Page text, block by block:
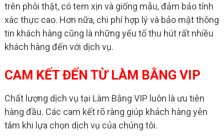
trên phôi thật, có tem xịn và giống mẫu, đảm bảo tính
xác thực cao. Hơn nữa, chi phí hợp lý và bảo mật thông
tin khách hàng cũng là những yếu tố thu hút rất nhiều
khách hàng đến với dịch vụ.
CAM KẾT ĐẾN TỪ LÀM BẰNG VIP
Chất lượng dịch vụ tại Làm Bằng VIP luôn là ưu tiên
hàng đầu. Các cam kết rõ ràng giúp khách hàng yên
tâm khi lựa chọn dịch vụ của chúng tôi.